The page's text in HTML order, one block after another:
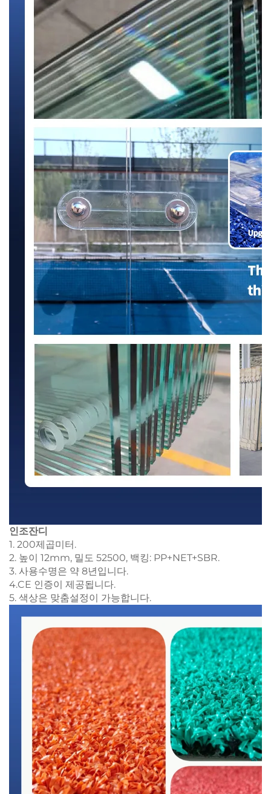
인조잔디
1. 200제곱미터.
2. 높이 12mm, 밀도 52500, 백킹: PP+NET+SBR.
3. 사용수명은 약 8년입니다.
4.CE 인증이 제공됩니다.
5. 색상은 맞춤설정이 가능합니다.